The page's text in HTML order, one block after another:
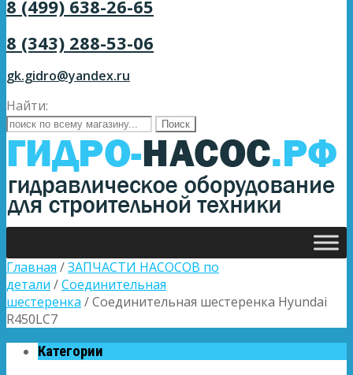
8 (499) 638-26-65
8 (343) 288-53-06
gk.gidro@yandex.ru
Найти:
Главная /ЗАПЧАСТИ НАСОСОВ по
детали /Соединительная
шестеренка / Соединительная шестеренка Hyundai
R450LC7
Категории